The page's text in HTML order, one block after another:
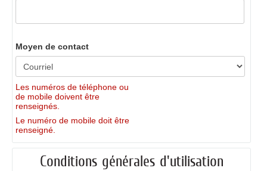
Moyen de contact
Les numéros de téléphone ou
de mobile doivent être
renseignés.
Le numéro de mobile doit être
renseigné.
Conditions générales d'utilisation